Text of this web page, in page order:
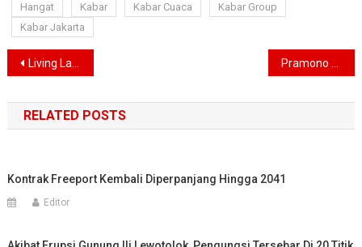
Hangat
Kabar Kabar Cuaca
Kabar Group
Kabar Jakarta
Navigasi
pos
Living Lab Ventures Luncurkan InnoLab, Buka Akses Startup RI ke Teknologi Dunia Pramono Pastikan Kenaikan PBB di Jakarta Hanya 5-10 Persen, Ada yang Gratis Lho!
RELATED POSTS
Kontrak Freeport Kembali Diperpanjang Hingga 2041
Editor